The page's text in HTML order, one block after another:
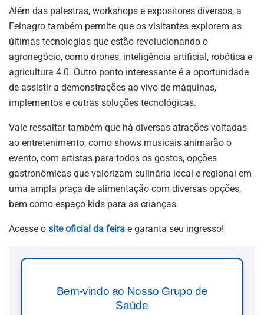
Além das palestras, workshops e expositores diversos, a
Feinagro também permite que os visitantes explorem as
últimas tecnologias que estão revolucionando o
agronegócio, como drones, inteligência artificial, robótica e
agricultura 4.0. Outro ponto interessante é a oportunidade
de assistir a demonstrações ao vivo de máquinas,
implementos e outras soluções tecnológicas.
Vale ressaltar também que há diversas atrações voltadas
ao entretenimento, como shows musicais animarão o
evento, com artistas para todos os gostos, opções
gastronômicas que valorizam culinária local e regional em
uma ampla praça de alimentação com diversas opções,
bem como espaço kids para as crianças.
Acesse o site oficial da feira e garanta seu ingresso!
Bem-vindo ao Nosso Grupo de
Saúde